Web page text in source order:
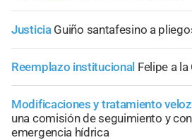
Justicia Guiño santafesino a
Reemplazo institucional Felipe a la
Modificaciones y tratamiento veloz
una comisión de seguimiento y
emergencia hídrica